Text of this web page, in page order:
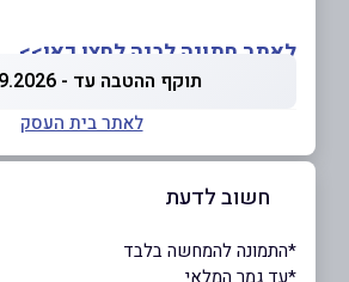
לאתר חתונה לבנה לחצו כאן>>
תוקף ההטבה עד - 07.09.2026
לאתר בית העסק
חשוב לדעת
*התמונה להמחשה בלבד